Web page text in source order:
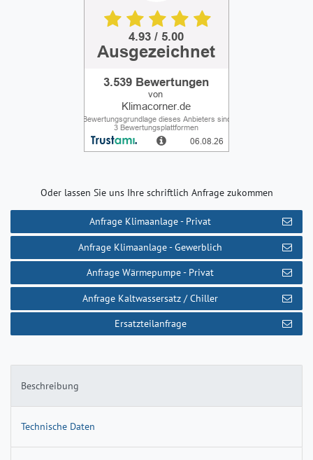
Beschreibung
Technische Daten
Oder lassen Sie uns Ihre schriftlich Anfrage zukommen
Anfrage Klimaanlage - Privat
Anfrage Klimaanlage - Gewerblich
Anfrage Wärmepumpe - Privat
Anfrage Kaltwassersatz / Chiller
Ersatzteilanfrage